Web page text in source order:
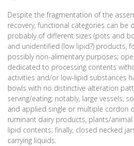
Despite the fragmentation of the
recovery, functional categories can be
probably of different sizes (pots and
and unidentified (low lipid?) products,
possibly non-alimentary purposes;
dedicated to processing contents
activities and/or low-lipid substances
bowls with no distinctive alteration
serving/eating; notably, large vessels,
and applied single or multiple cordon
ruminant dairy products, plants/
lipid contents; finally, closed necked
carrying liquids.